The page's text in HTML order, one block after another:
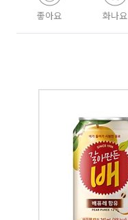
좋아요 화나요